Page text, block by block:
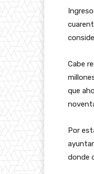
Cabe
que
Por
donde